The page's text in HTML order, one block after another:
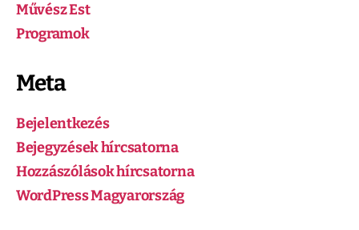
Művész Est
Programok
Meta
Bejelentkezés
Bejegyzések hírcsatorna
Hozzászólások hírcsatorna
WordPress Magyarország